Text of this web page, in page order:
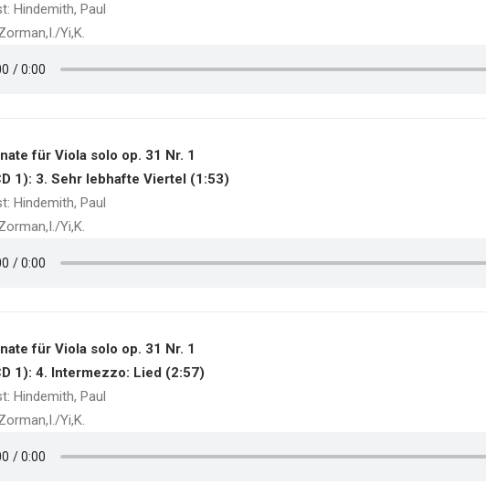
Hindemith, Paul
Yi,K.
für Viola solo op. 31 Nr. 1
1): 3. Sehr lebhafte Viertel (1:53)
Hindemith, Paul
Yi,K.
für Viola solo op. 31 Nr. 1
1): 4. Intermezzo: Lied (2:57)
Hindemith, Paul
Yi,K.